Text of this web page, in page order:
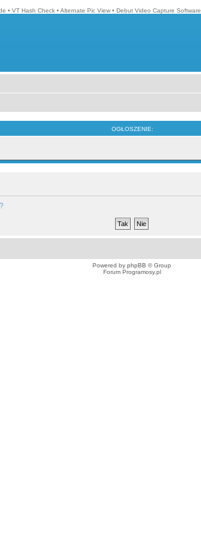
• VT Hash Check • Alternate Pic View • Debut Video Capture Software
OGŁOSZENIE:
Powered by phpBB © Group
Forum Programosy.pl